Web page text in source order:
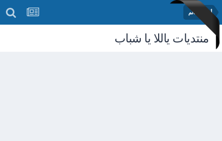
أخبار العالم
منتديات ياللا يا شباب